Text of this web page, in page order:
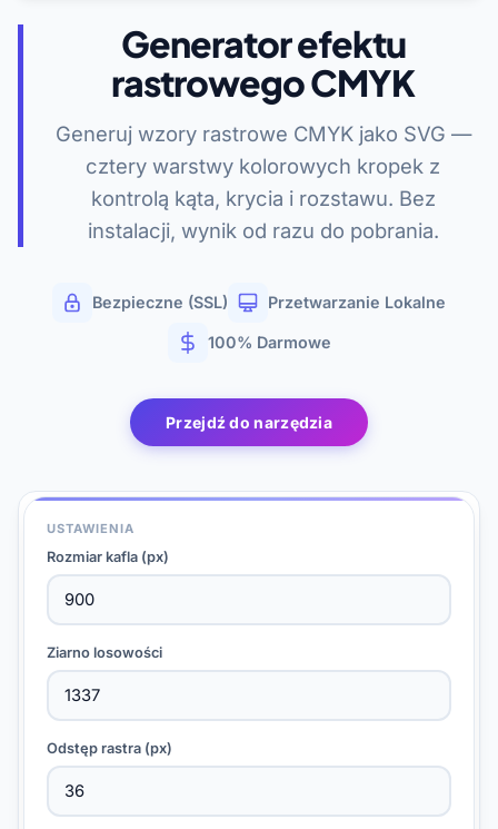
Generator efektu
rastrowego CMYK
Generuj wzory rastrowe CMYK jako SVG —
cztery warstwy kolorowych kropek z
kontrolą kąta, krycia i rozstawu. Bez
instalacji, wynik od razu do pobrania.
Bezpieczne (SSL) Przetwarzanie Lokalne
100% Darmowe
Przejdź do narzędzia
USTAWIENIA
Rozmiar kafla (px)
Ziarno losowości
Odstęp rastra (px)